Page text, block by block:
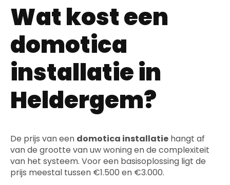
Wat kost een
domotica
installatie in
Heldergem?
De prijs van een domotica installatie hangt af
van de grootte van uw woning en de complexiteit
van het systeem. Voor een basisoplossing ligt de
prijs meestal tussen €1.500 en €3.000.